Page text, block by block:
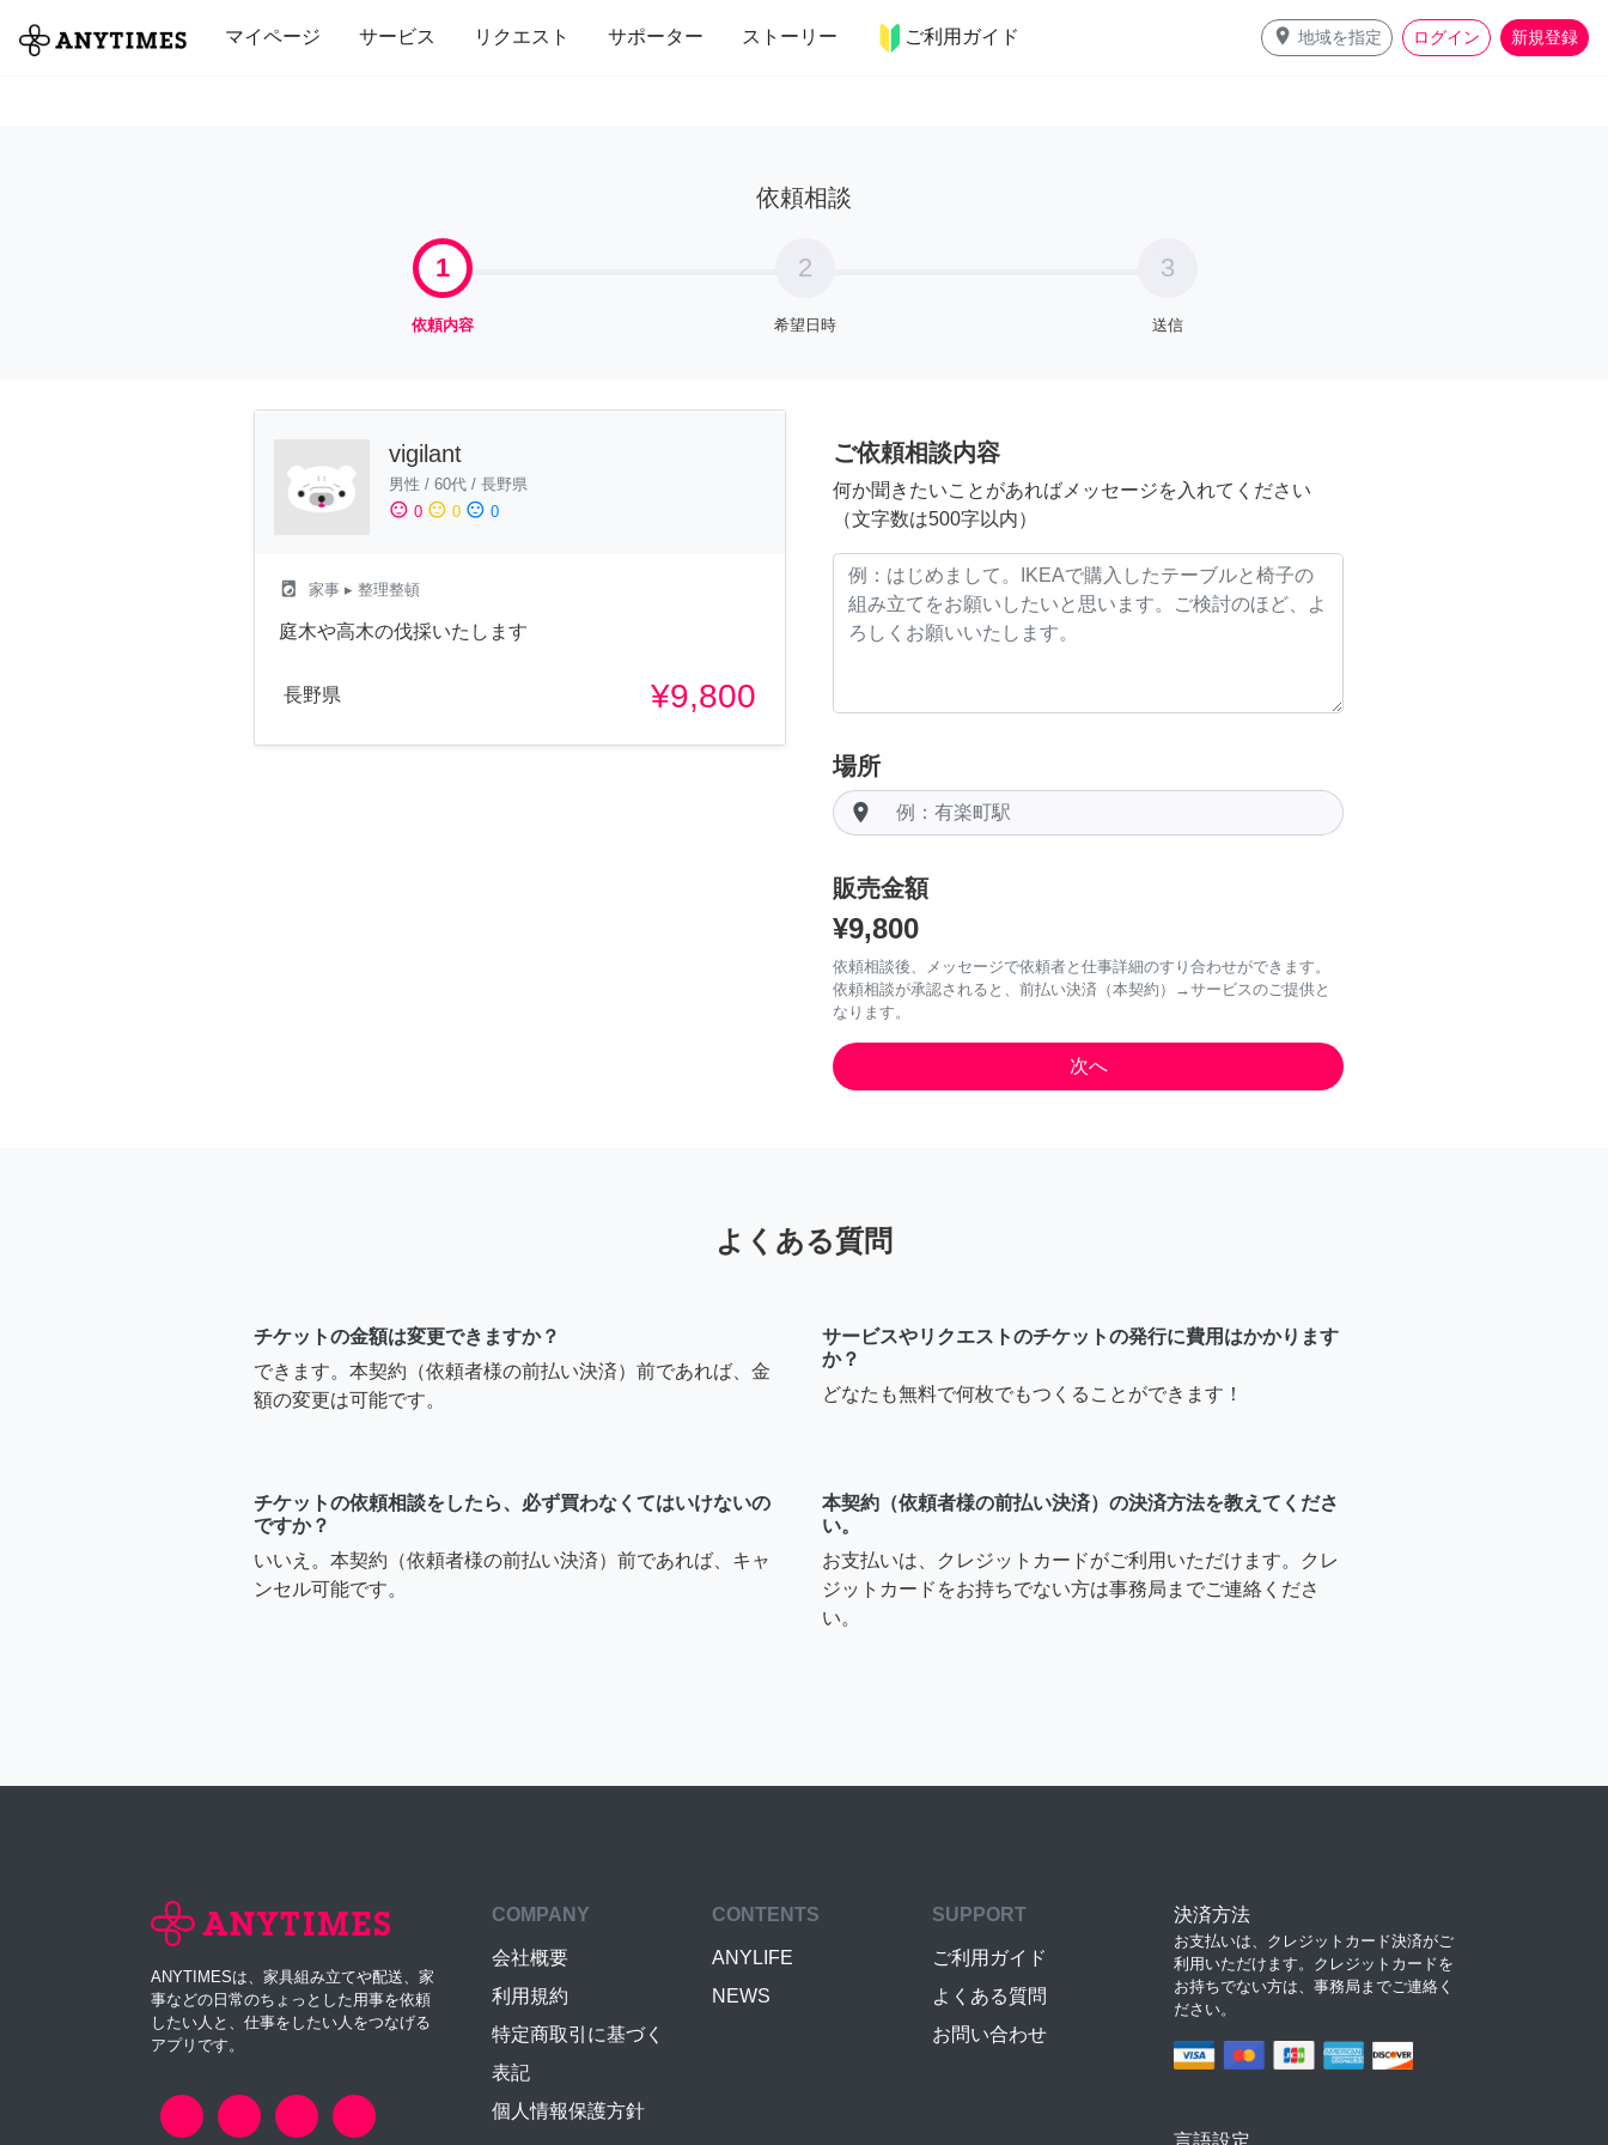
マイページ サービス リクエスト サポーター ストーリー ご利用ガイド place 地域を指定 ログイン 新規登録
全て 修理・組立 家事 引っ越し インテリア 趣味・習い事 ペット 料理
依頼相談
1
依頼内容
2
希望日時
3
送信
vigilant
男性 / 60代 / 長野県
sentiment_satisfied 0 sentiment_neutral 0 sentiment_dissatisfied 0
local_laundry_service 家事 ▸ 整理整頓
庭木や高木の伐採いたします
長野県 ¥9,800
ご依頼相談内容
何か聞きたいことがあればメッセージを入れてください
（文字数は500字以内）
場所
room
販売金額
¥9,800
依頼相談後、メッセージで依頼者と仕事詳細のすり合わせができます。
依頼相談が承認されると、前払い決済（本契約）→サービスのご提供と
なります。
よくある質問
チケットの金額は変更できますか？
できます。本契約（依頼者様の前払い決済）前であれば、金
額の変更は可能です。
サービスやリクエストのチケットの発行に費用はかかります
か？
どなたも無料で何枚でもつくることができます！
チケットの依頼相談をしたら、必ず買わなくてはいけないの
ですか？
いいえ。本契約（依頼者様の前払い決済）前であれば、キャ
ンセル可能です。
本契約（依頼者様の前払い決済）の決済方法を教えてくださ
い。
お支払いは、クレジットカードがご利用いただけます。クレ
ジットカードをお持ちでない方は事務局までご連絡くださ
い。
ANYTIMESは、家具組み立てや配送、家
事などの日常のちょっとした用事を依頼
したい人と、仕事をしたい人をつなげる
アプリです。
COMPANY
会社概要
利用規約
特定商取引に基づく
表記
個人情報保護方針
CONTENTS
ANYLIFE
NEWS
SUPPORT
ご利用ガイド
よくある質問
お問い合わせ
決済方法
お支払いは、クレジットカード決済がご
利用いただけます。クレジットカードを
お持ちでない方は、事務局までご連絡く
ださい。
言語設定